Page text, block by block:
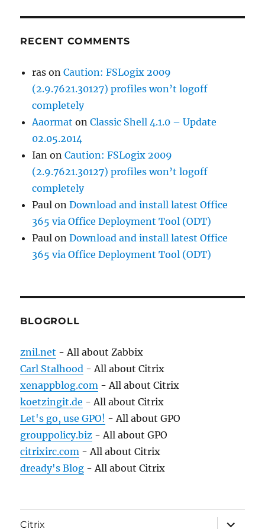
RECENT COMMENTS
ras onCaution: FSLogix 2009
(2.9.7621.30127) profiles won’t logoff
completely
Aaormat onClassic Shell 4.1.0 – Update
02.05.2014
Ian onCaution: FSLogix 2009
(2.9.7621.30127) profiles won’t logoff
completely
Paul onDownload and install latest Office
365 via Office Deployment Tool (ODT)
Paul onDownload and install latest Office
365 via Office Deployment Tool (ODT)
BLOGROLL
znil.net - All about Zabbix
Carl Stalhood - All about Citrix
xenappblog.com - All about Citrix
koetzingit.de - All about Citrix
Let's go, use GPO! - All about GPO
grouppolicy.biz - All about GPO
citrixirc.com - All about Citrix
dready's Blog - All about Citrix
Citrix
expand